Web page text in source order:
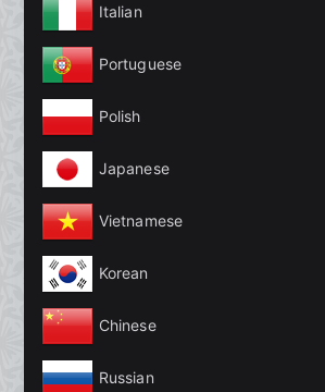
Italian
Portuguese
Polish
Japanese
Vietnamese
Korean
Chinese
Russian